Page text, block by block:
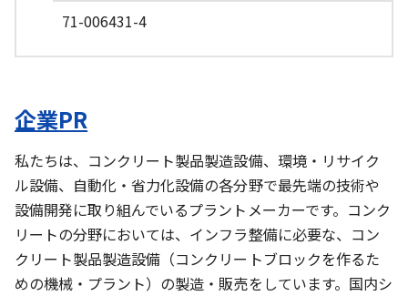
71-006431-4
企業PR
私たちは、コンクリート製品製造設備、環境・リサイク
ル設備、自動化・省力化設備の各分野で最先端の技術や
設備開発に取り組んでいるプラントメーカーです。コンク
リートの分野においては、インフラ整備に必要な、コン
クリート製品製造設備（コンクリートブロックを作るた
めの機械・プラント）の製造・販売をしています。国内シ